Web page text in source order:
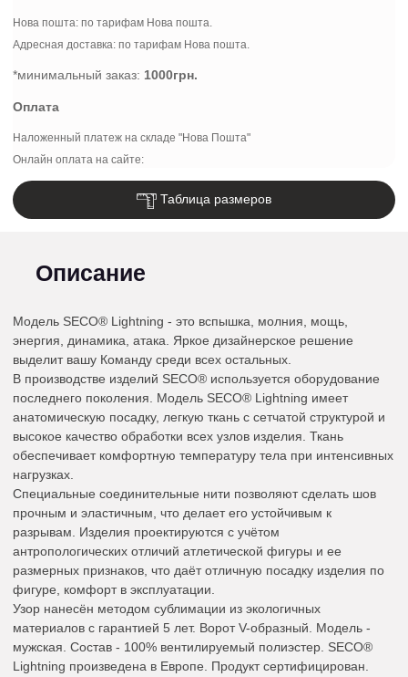
Нова пошта: по тарифам Нова пошта.
Адресная доставка: по тарифам Нова пошта.
*минимальный заказ: 1000грн.
Оплата
Наложенный платеж на складе "Нова Пошта"
Онлайн оплата на сайте:
Таблица размеров
Описание
Модель SECO® Lightning - это вспышка, молния, мощь,
энергия, динамика, атака. Яркое дизайнерское решение
выделит вашу Команду среди всех остальных.
В производстве изделий SECO® используется оборудование
последнего поколения. Модель SECO® Lightning имеет
анатомическую посадку, легкую ткань с сетчатой структурой и
высокое качество обработки всех узлов изделия. Ткань
обеспечивает комфортную температуру тела при интенсивных
нагрузках.
Специальные соединительные нити позволяют сделать шов
прочным и эластичным, что делает его устойчивым к
разрывам. Изделия проектируются с учётом
антропологических отличий атлетической фигуры и ее
размерных признаков, что даёт отличную посадку изделия по
фигуре, комфорт в эксплуатации.
Узор нанесён методом сублимации из экологичных
материалов с гарантией 5 лет. Ворот V-образный. Модель -
мужская. Состав - 100% вентилируемый полиэстер. SECO®
Lightning произведена в Европе. Продукт сертифицирован.